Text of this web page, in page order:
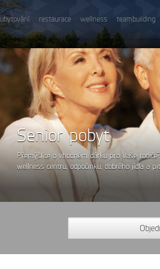
ubytování restaurace wellness teambuilding
Senior pobyt
Přemýšlíte o vhodném dárku pro Vaše
wellness centru, odpočinku, dobrého jídla a